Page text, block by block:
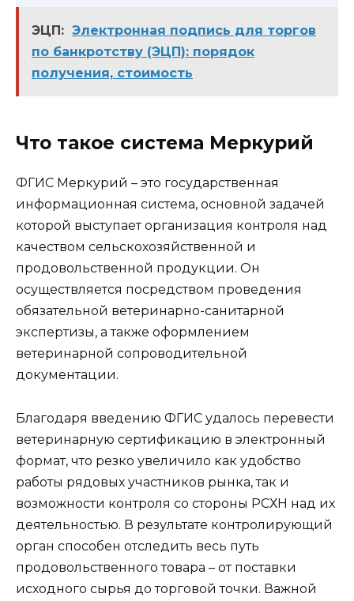
ЭЦП: Электронная подпись для торгов
по банкротству (ЭЦП): порядок
получения, стоимость
Что такое система Меркурий
ФГИС Меркурий – это государственная
информационная система, основной задачей
которой выступает организация контроля над
качеством сельскохозяйственной и
продовольственной продукции. Он
осуществляется посредством проведения
обязательной ветеринарно-санитарной
экспертизы, а также оформлением
ветеринарной сопроводительной
документации.
Благодаря введению ФГИС удалось перевести
ветеринарную сертификацию в электронный
формат, что резко увеличило как удобство
работы рядовых участников рынка, так и
возможности контроля со стороны РСХН над их
деятельностью. В результате контролирующий
орган способен отследить весь путь
продовольственного товара – от поставки
исходного сырья до торговой точки. Важной